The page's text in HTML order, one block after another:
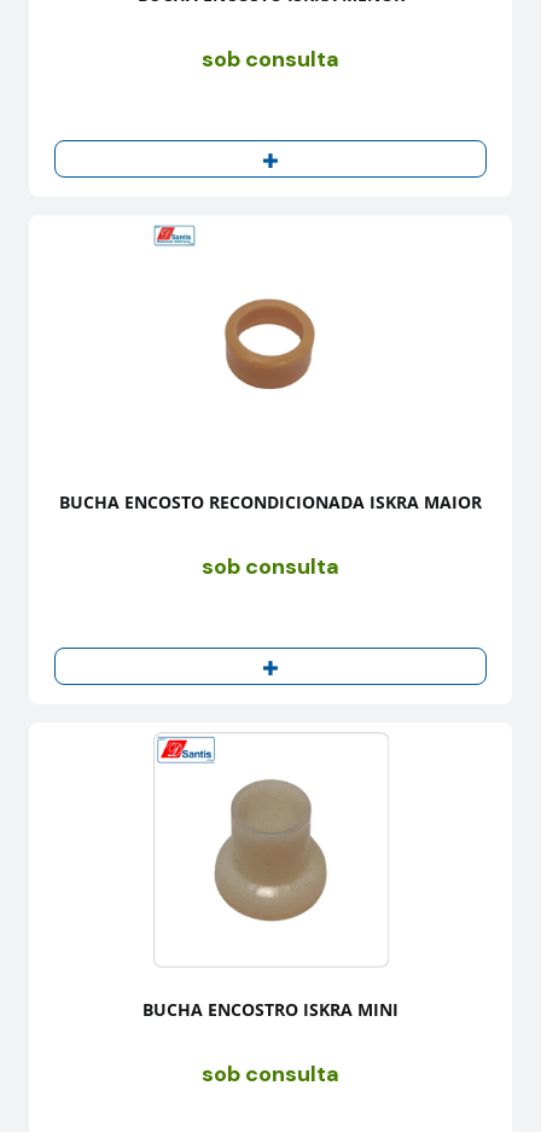
sob consulta
BUCHA ENCOSTO RECONDICIONADA ISKRA MAIOR
sob consulta
BUCHA ENCOSTRO ISKRA MINI
sob consulta